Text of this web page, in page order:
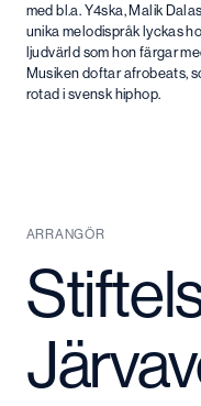
med bl.a. Y4ska, Malik
unika melodispråk lyckas
ljudvärld som hon färgar
Musiken doftar afrobeats,
rotad i svensk hiphop.
ARRANGÖR